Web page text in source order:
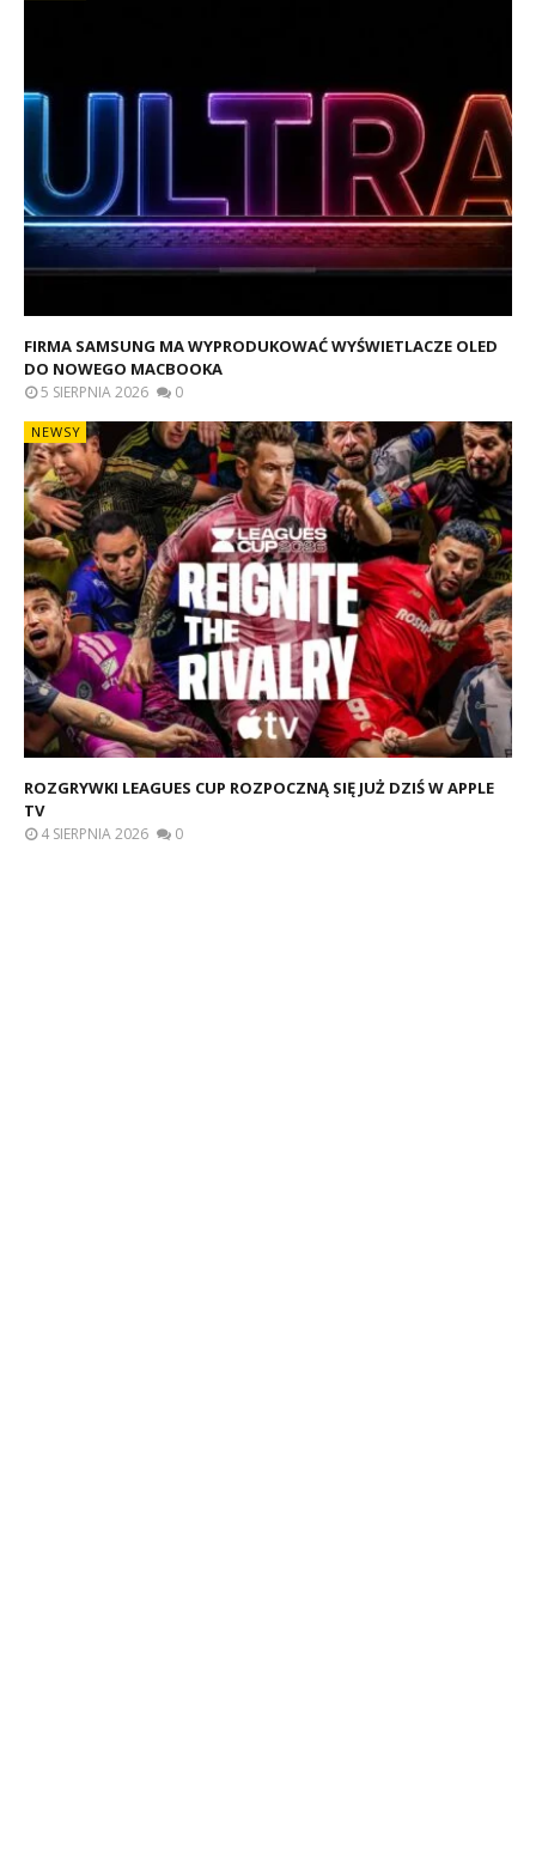
FIRMA SAMSUNG MA WYPRODUKOWAĆ WYŚWIETLACZE OLED
DO NOWEGO MACBOOKA
5 SIERPNIA 2026 0
NEWSY
ROZGRYWKI LEAGUES CUP ROZPOCZNĄ SIĘ JUŻ DZIŚ W APPLE
TV
4 SIERPNIA 2026 0